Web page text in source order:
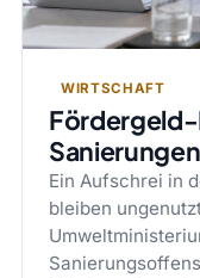
WIRTSCHAFT
Fördergeld-
Ein Aufschrei in
bleiben